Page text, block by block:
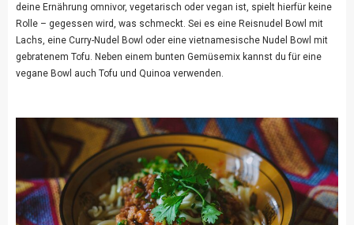
deine Ernährung omnivor, vegetarisch oder vegan ist, spielt hierfür keine
Rolle – gegessen wird, was schmeckt. Sei es eine Reisnudel Bowl mit
Lachs, eine Curry-Nudel Bowl oder eine vietnamesische Nudel Bowl mit
gebratenem Tofu. Neben einem bunten Gemüsemix kannst du für eine
vegane Bowl auch Tofu und Quinoa verwenden.